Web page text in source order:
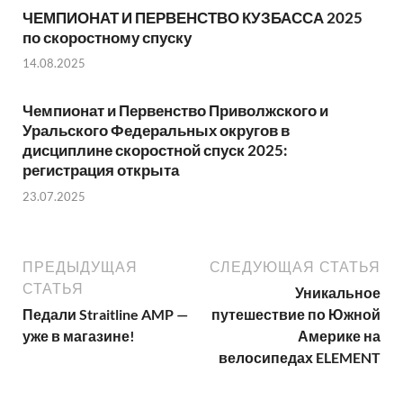
ЧЕМПИОНАТ И ПЕРВЕНСТВО КУЗБАССА 2025
по скоростному спуску
14.08.2025
Чемпионат и Первенство Приволжского и
Уральского Федеральных округов в
дисциплине скоростной спуск 2025:
регистрация открыта
23.07.2025
ПРЕДЫДУЩАЯ
СТАТЬЯ
Педали Straitline AMP —
уже в магазине!
СЛЕДУЮЩАЯ СТАТЬЯ
Уникальное
путешествие по Южной
Америке на
велосипедах ELEMENT